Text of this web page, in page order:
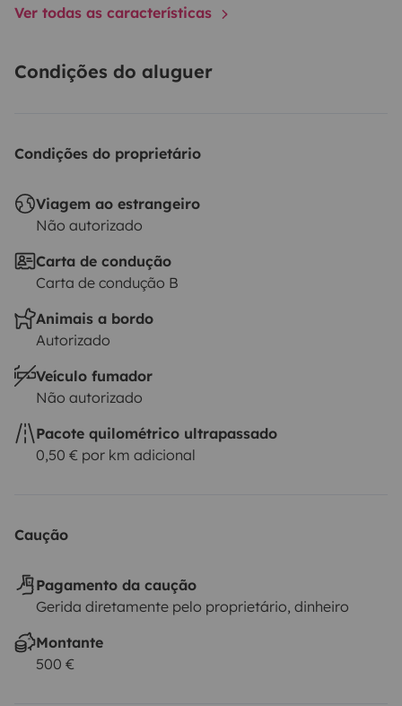
Ver todas as características
Condições do aluguer
Condições do proprietário
Viagem ao estrangeiro
Não autorizado
Carta de condução
Carta de condução B
Animais a bordo
Autorizado
Veículo fumador
Não autorizado
Pacote quilométrico ultrapassado
0,50 € por km adicional
Caução
Pagamento da caução
Gerida diretamente pelo proprietário, dinheiro
Montante
500 €